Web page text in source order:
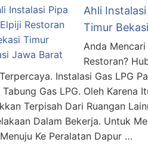
Ahli
Timur
Anda
Restoran?
Instalasi Gas LPG
Tabung Gas LPG. Oleh Karena
Terpisah Dari Ruangan
Dalam Bekerja. Untuk
Ke Peralatan Dapur …